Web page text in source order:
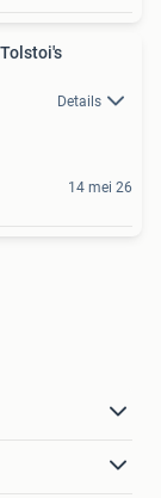
Details
14 mei 26